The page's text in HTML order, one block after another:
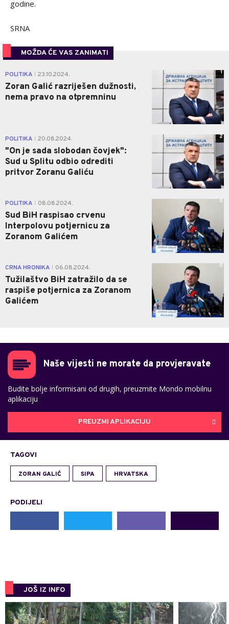
godine.
SRNA
MOŽDA ĆE VAS ZANIMATI
POLITIKA 23.10.2024.
Zoran Galić razriješen dužnosti,
nema pravo na otpremninu
1
POLITIKA 20.08.2024.
"On je sada slobodan čovjek":
Sud u Splitu odbio odrediti
pritvor Zoranu Galiću
2
POLITIKA 08.08.2024.
Sud BiH raspisao crvenu
Interpolovu potjernicu za
Zoranom Galićem
0
CRNA HRONIKA 06.08.2024.
Tužilaštvo BiH zatražilo da se
raspiše potjernica za Zoranom
Galićem
0
Naše vijesti ne morate da provjeravate
Budite bolje informisani od drugih, preuzmite Mondo mobilnu
aplikaciju
PREUZMI APLIKACIJU
TAGOVI
ZORAN GALIĆ SIPA HRVATSKA
PODIJELI
JOŠ IZ INFO
0